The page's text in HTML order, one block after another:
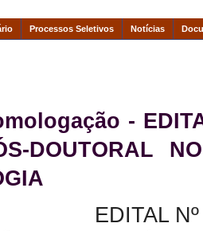
Processos Seletivos Notícias
-
DOUTORAL
EDITAL